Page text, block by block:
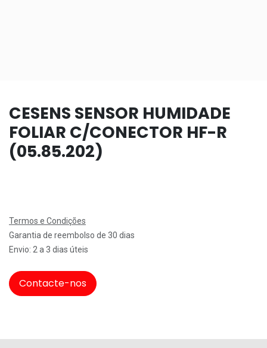
CESENS SENSOR HUMIDADE
FOLIAR C/CONECTOR HF-R
(05.85.202)
Termos e Condições
Garantia de reembolso de 30 dias
Envio: 2 a 3 dias úteis
Contacte-nos